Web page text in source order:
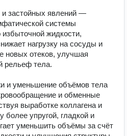
и застойных явлений —
системы
жидкости,
нагрузку на сосуды и
новых отеков, улучшая
рельеф тела.
и уменьшение объёмов тела
и обменные
выработке коллагена и
более упругой, гладкой и
уменьшить объёмы за счёт